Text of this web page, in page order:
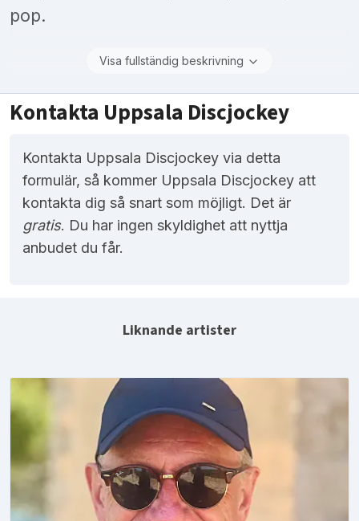
pop.
Visa fullständig beskrivning
Kontakta Uppsala Discjockey
Kontakta Uppsala Discjockey via detta
formulär, så kommer Uppsala Discjockey att
kontakta dig så snart som möjligt. Det är
gratis. Du har ingen skyldighet att nyttja
anbudet du får.
Liknande artister